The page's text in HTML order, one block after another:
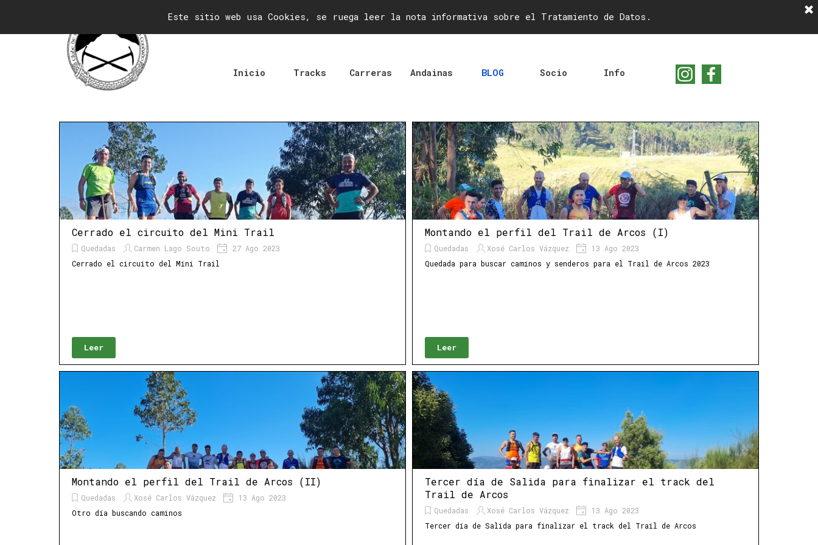
Este sitio web usa Cookies, se ruega leer la nota informativa sobre el Tratamiento de Datos.
Caminhantes do Condado
Saltar menú
Inicio Tracks Carreras ▼
Andainas ▼
BLOG Socio Info
Cerrado el circuito del Mini Trail
Quedadas Carmen Lago Souto
27 Ago 2023
Cerrado el circuito del Mini Trail
Leer
Montando el perfil del Trail de Arcos (I)
Quedadas Xosé Carlos Vázquez
13 Ago 2023
Quedada para buscar caminos y senderos para el Trail de Arcos 2023
Leer
Montando el perfil del Trail de Arcos (II)
Quedadas Xosé Carlos Vázquez
13 Ago 2023
Otro día buscando caminos
Tercer día de Salida para finalizar el track del
Trail de Arcos
Quedadas Xosé Carlos Vázquez
13 Ago 2023
Tercer día de Salida para finalizar el track del Trail de Arcos